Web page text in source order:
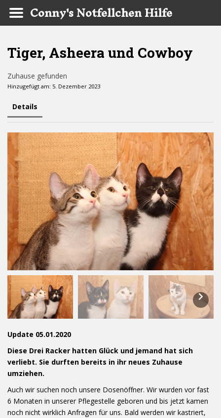
Tiger, Asheera und Cowboy
Zuhause gefunden
Hinzugefügt am: 5. Dezember 2023
Details
Update 05.01.2020
Diese Drei Racker hatten Glück und jemand hat sich
verliebt. Sie durften bereits in ihr neues Zuhause
umziehen.
Auch wir suchen noch unsere Dosenöffner. Wir wurden vor fast
6 Monaten in unserer Pflegestelle geboren und bis jetzt kamen
noch nicht wirklich Anfragen für uns. Bald werden wir kastriert,
Conny's Notfellchen Hilfe